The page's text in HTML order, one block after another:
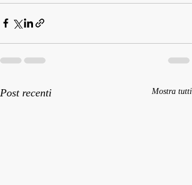
Post recenti Mostra tutti